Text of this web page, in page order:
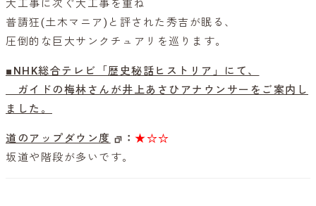
大工事に次ぐ大工事を重ね
普請狂(土木マニア)と評された秀吉が眠る、
圧倒的な巨大サンクチュアリを巡ります。
■NHK総合テレビ「歴史秘話ヒストリア」にて、
ガイドの梅林さんが井上あさひアナウンサーをご案内し
ました。
道のアップダウン度 ： ★☆☆
坂道や階段が多いです。